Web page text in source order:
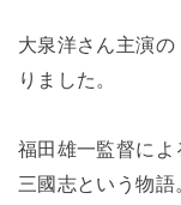
大泉洋さん主演
りました。
福田雄一監督に
三國志という物語